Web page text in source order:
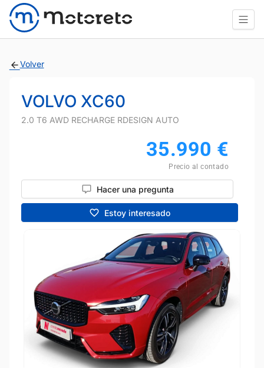
Volver
VOLVO XC60
2.0 T6 AWD RECHARGE RDESIGN AUTO
35.990 €
Precio al contado
Hacer una pregunta
Estoy interesado